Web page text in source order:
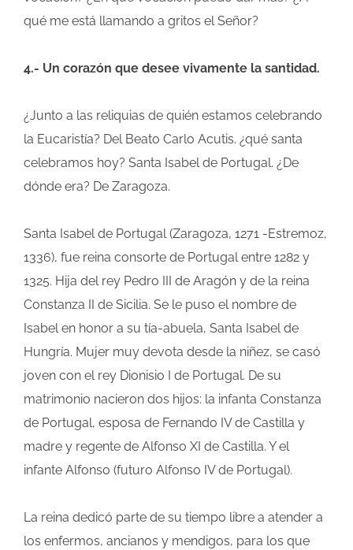
qué me está llamando a gritos el Señor?
4.- Un corazón que desee vivamente la santidad.
¿Junto a las reliquias de quién estamos celebrando
la Eucaristía? Del Beato Carlo Acutis. ¿qué santa
celebramos hoy? Santa Isabel de Portugal. ¿De
dónde era? De Zaragoza.
Santa Isabel de Portugal (Zaragoza, 1271 -Estremoz,
1336), fue reina consorte de Portugal entre 1282 y
1325. Hija del rey Pedro III de Aragón y de la reina
Constanza II de Sicilia. Se le puso el nombre de
Isabel en honor a su tía-abuela, Santa Isabel de
Hungría. Mujer muy devota desde la niñez, se casó
joven con el rey Dionisio I de Portugal. De su
matrimonio nacieron dos hijos: la infanta Constanza
de Portugal, esposa de Fernando IV de Castilla y
madre y regente de Alfonso XI de Castilla. Y el
infante Alfonso (futuro Alfonso IV de Portugal).
La reina dedicó parte de su tiempo libre a atender a
los enfermos, ancianos y mendigos, para los que